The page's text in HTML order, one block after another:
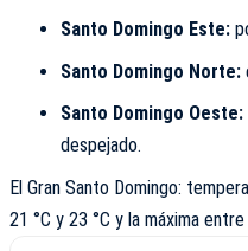
Santo Domingo Este:
Santo Domingo Norte:
Santo Domingo Oeste:
despejado.
El Gran Santo Domingo:
21 °C y 23 °C y la máxima entre